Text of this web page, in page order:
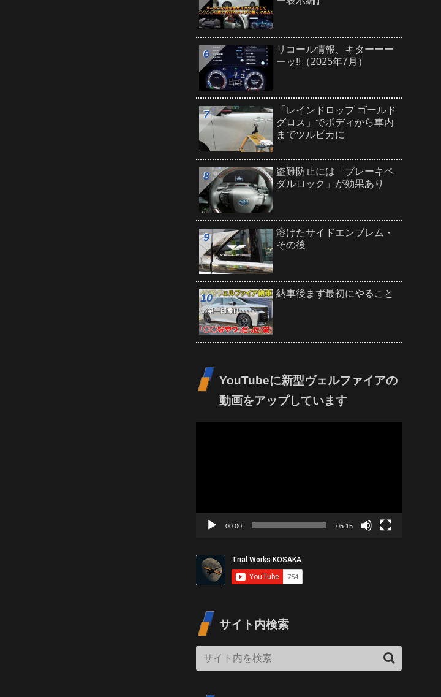
リコール情報、キターーー
ーッ!!（2025年7月）
「レインドロップ ゴールド
グロス」でボディから車内
までツルピカに
盗難防止には「ブレーキペ
ダルロック」が効果あり
溶けたサイドエンブレム・
その後
納車後まず最初にやること
YouTubeに新型ヴェルファイアの
動画をアップしています
ヤ
00:00 05:15
サイト内検索